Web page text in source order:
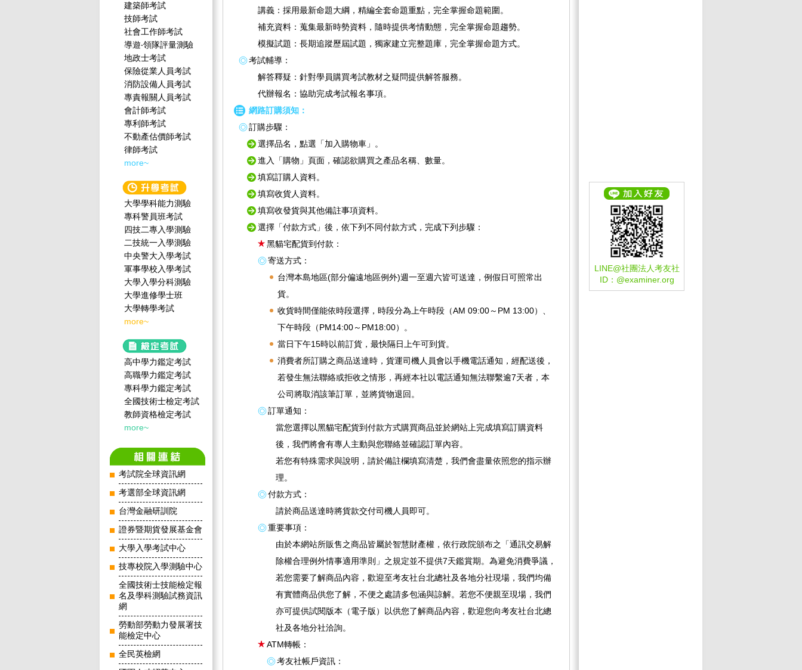
建築師考試
技師考試
社會工作師‍考試
導遊‧領隊評量測驗
地政士考試
保險從業人員考試
消防設備人員考試
專責報關人員考試
會計師考試
專利師考試
不動產估價師考試
律師考試
more~
大學學科能力測驗
專科警員班考試
四技二專入學測驗
二技統一入學測驗
中央警大入學考試
軍事學校入學考試
大學入學分科測驗
大學進修學士班
大學轉學考試
more~
高中學力鑑定考試
高職學力鑑定考試
專科學力鑑定考試
全國技術士檢定考試
教師資格檢定考試
more~
考試院全球資訊網
考選部全球資訊網
台灣金融研訓院
證券暨期貨發展基金會
大學入學考試中心
技專校院入學測驗中心
全國技術士技能檢定報
名及學科測驗試務資訊
網
勞動部勞動力發展署技
能檢定中心
全民英檢網
講義：採用最新命題大綱，精編全套命題重點，完全掌握命題範圍。
補充資料：蒐集最新時勢資料，隨時提供考情動態，完全掌握命題趨勢。
模擬試題：長期追蹤歷屆試題，獨家建立完整題庫，完全掌握命題方式。
考試輔導：
解答釋疑：針對學員購買考試教材之疑問提供解答服務。
代辦報名：協助完成考試報名事項。
網路訂購須知：
訂購步驟：
選擇品名，點選「加入購物車」。
進入「購物」頁面，確認欲購買之產品名稱、數量。
填寫訂購人資料。
填寫收貨人資料。
填寫收發貨與其他備註事項資料。
選擇「付款方式」後，依下列不同付款方式，完成下列步驟：
黑貓宅配貨到付款：
寄送方式：
台灣本島地區(部分偏遠地區例外)週一至週六皆可送達，例假日可照常出
貨。
收貨時間僅能依時段選擇，時段分為上午時段（AM 09:00～PM 13:00）、
下午時段（PM14:00～PM18:00）。
當日下午15時以前訂貨，最快隔日上午可到貨。
消費者所訂購之商品送達時，貨運司機人員會以手機電話通知，經配送後，
若發生無法聯絡或拒收之情形，再經本社以電話通知無法聯繫逾7天者，本
公司將取消該筆訂單，並將貨物退回。
訂單通知：
當您選擇以黑貓宅配貨到付款方式購買商品並於網站上完成填寫訂購資料
後，我們將會有專人主動與您聯絡並確認訂單內容。
若您有特殊需求與說明，請於備註欄填寫清楚，我們會盡量依照您的指示辦
理。
付款方式：
請於商品送達時將貨款交付司機人員即可。
重要事項：
由於本網站所販售之商品皆屬於智慧財產權，依行政院頒布之「通訊交易解
除權合理例外情事適用準則」之規定並不提供7天鑑賞期。為避免消費爭議，
若您需要了解商品內容，歡迎至考友社台北總社及各地分社現場，我們均備
有實體商品供您了解，不便之處請多包涵與諒解。若您不便親至現場，我們
亦可提供試閱版本（電子版）以供您了解商品內容，歡迎您向考友社台北總
社及各地分社洽詢。
ATM轉帳：
考友社帳戶資訊：
LINE@社團法人考友社
ID： @examiner.org